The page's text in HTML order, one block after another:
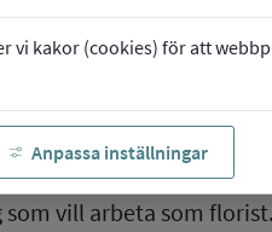
vi kakor (cookies) för att
Anpassa inställningar
vill arbeta som florist.